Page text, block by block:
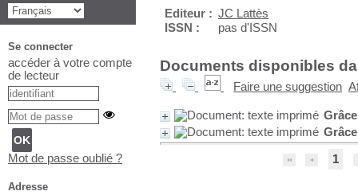
Editeur : JC Lattès
ISSN :
pas d'ISSN
Documents disponibles
Faire une suggestion
Grâce
Grâce
1
Se connecter
accéder à votre compte
de lecteur
Mot de passe oublié ?
Adresse